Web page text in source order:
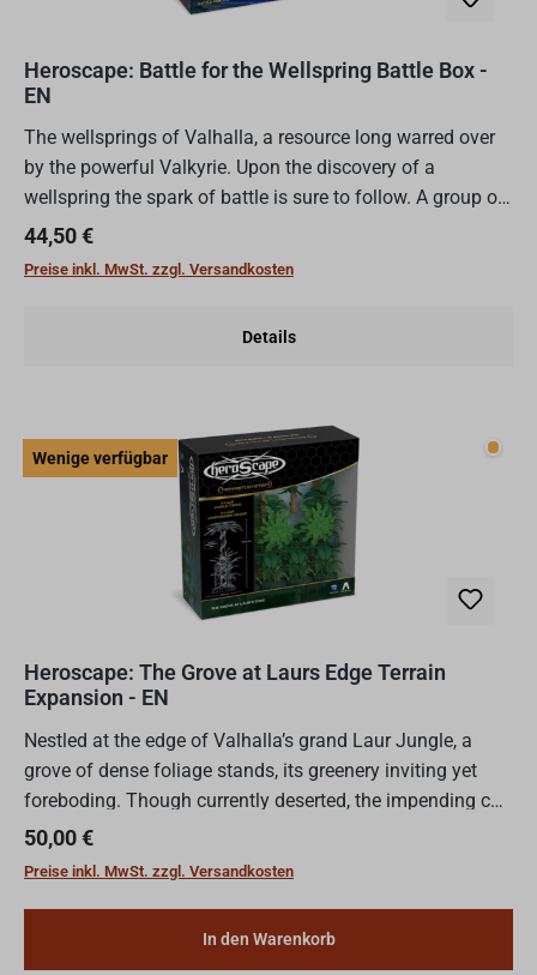
Heroscape: Battle for the Wellspring Battle Box -
EN
The wellsprings of Valhalla, a resource long warred over
by the powerful Valkyrie. Upon the discovery of a
wellspring the spark of battle is sure to follow. A group of
rogues plan a deadly ambush. If successful, the m...
Regulärer Preis:
44,50 €
Preise inkl. MwSt. zzgl. Versandkosten
Details
Wenige verfügbar
Heroscape: The Grove at Laurs Edge Terrain
Expansion - EN
Nestled at the edge of Valhalla’s grand Laur Jungle, a
grove of dense foliage stands, its greenery inviting yet
foreboding. Though currently deserted, the impending call
of battle will pierce even this tranquil haven....
Regulärer Preis:
50,00 €
Preise inkl. MwSt. zzgl. Versandkosten
In den Warenkorb